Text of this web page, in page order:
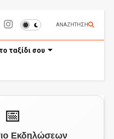
ΑΝΑΖΗΤΗΣΗ
ταξίδι σου
📅
Εκδηλώσεων